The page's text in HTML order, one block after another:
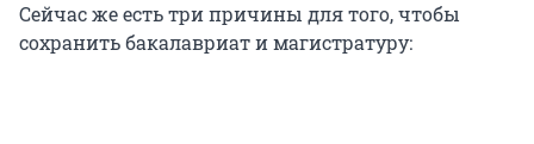
Сейчас же есть три причины для того, чтобы
сохранить бакалавриат и магистратуру: